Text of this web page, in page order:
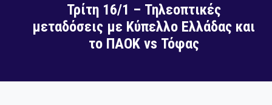
Τρίτη 16/1 – Τηλεοπτικές
μεταδόσεις με Κύπελλο Ελλάδας και
το ΠΑΟΚ vs Τόφας